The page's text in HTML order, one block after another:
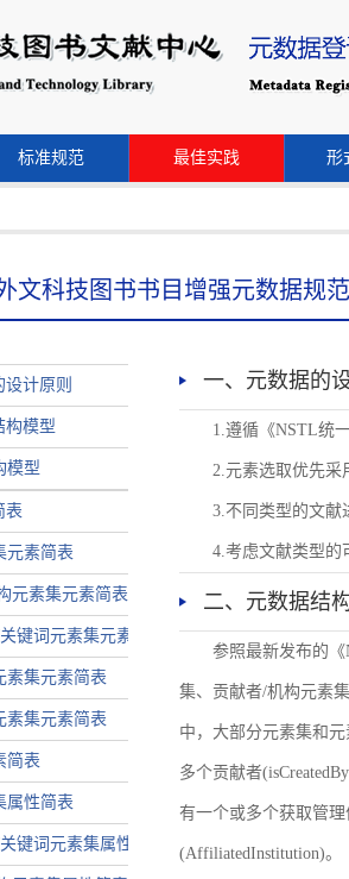
标准规范 最佳实践 形
文科技图书书目增强元数据规范
计原则
构模型
模型
表
元素简表
元素集元素简表
键词元素集元素简表
素集元素简表
素集元素简表
简表
属性简表
键词元素集属性简表
一、元数据的
1.遵循《NSTL统
2.元素选取优先采
3.不同类型的文献
4.考虑文献类型的
二、元数据结
参照最新发布的
集、贡献者/机构元素
中，大部分元素集和
多个贡献者
有一个或多个获取管理
(AffiliatedInstitution)。